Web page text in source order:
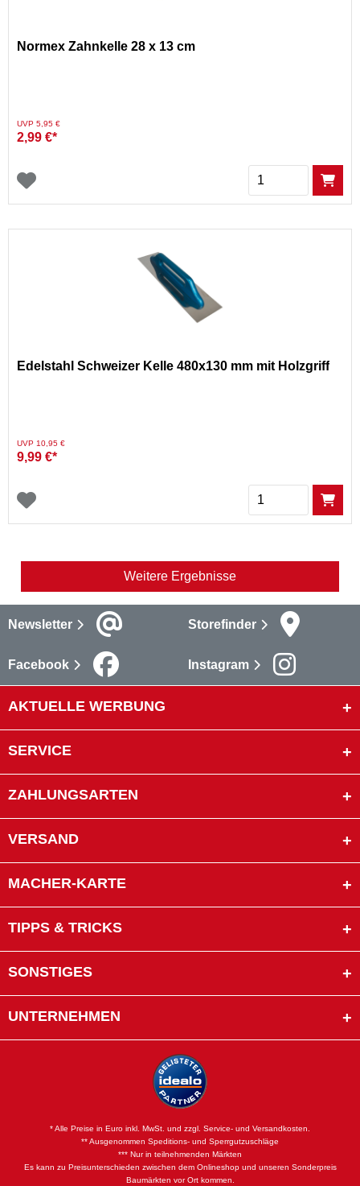
Normex Zahnkelle 28 x 13 cm
Preis reduziert von
UVP 5,95 €auf
2,99 €*
Menge
Edelstahl Schweizer Kelle 480x130 mm mit Holzgriff
Preis reduziert von
UVP 10,95 €auf
9,99 €*
Menge
Weitere Ergebnisse
Newsletter Storefinder
Facebook Instagram
AKTUELLE WERBUNG
SERVICE
ZAHLUNGSARTEN
VERSAND
MACHER-KARTE
TIPPS & TRICKS
SONSTIGES
UNTERNEHMEN
* Alle Preise in Euro inkl. MwSt. und zzgl. Service- und Versandkosten.
** Ausgenommen Speditions- und Sperrgutzuschläge
*** Nur in teilnehmenden Märkten
Es kann zu Preisunterschieden zwischen dem Onlineshop und unseren Sonderpreis
Baumärkten vor Ort kommen.